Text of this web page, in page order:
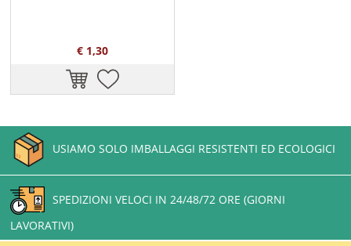
€ 1,30
USIAMO SOLO IMBALLAGGI RESISTENTI ED ECOLOGICI
SPEDIZIONI VELOCI IN 24/48/72 ORE (GIORNI
LAVORATIVI)